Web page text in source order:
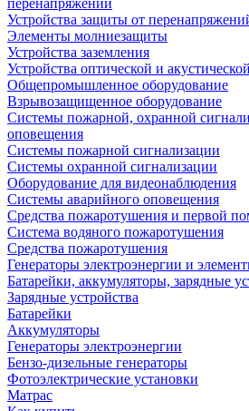
перенапряжений
Устройства защиты от
Элементы молниезащиты
Устройства заземления
Устройства оптической и
Общепромышленное оборудование
Взрывозащищенное оборудование
Системы пожарной, охранной
оповещения
Системы пожарной сигнализации
Системы охранной сигнализации
Оборудование для видеонаблюдения
Системы аварийного оповещения
Средства пожаротушения и первой
Система водяного пожаротушения
Средства пожаротушения
Генераторы электроэнергии и
Батарейки, аккумуляторы, зарядные
Зарядные устройства
Батарейки
Аккумуляторы
Генераторы электроэнергии
Бензо-дизельные генераторы
Фотоэлектрические установки
Матрас